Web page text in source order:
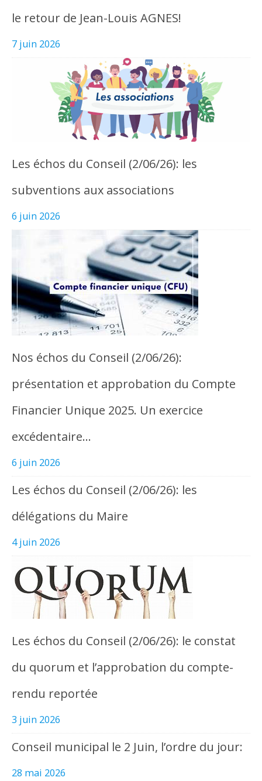
le retour de Jean-Louis AGNES!
7 juin 2026
Les échos du Conseil (2/06/26): les
subventions aux associations
6 juin 2026
Nos échos du Conseil (2/06/26):
présentation et approbation du Compte
Financier Unique 2025. Un exercice
excédentaire…
6 juin 2026
Les échos du Conseil (2/06/26): les
délégations du Maire
4 juin 2026
Les échos du Conseil (2/06/26): le constat
du quorum et l’approbation du compte-
rendu reportée
3 juin 2026
Conseil municipal le 2 Juin, l’ordre du jour:
28 mai 2026